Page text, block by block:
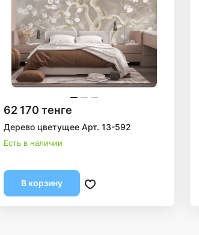
62 170 тенге
Дерево цветущее Арт. 13-592
Есть в наличии
В корзину